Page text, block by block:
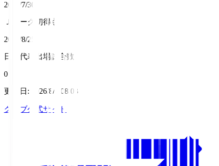
2023/7/30
Ｊリーグ初得点
2024/8/25
日本代表出場試合数
0
更新日 : 2026/8/6 08:03
クラブ公式サイト